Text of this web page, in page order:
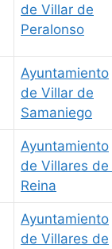
de Villar de
Peralonso
Ayuntamiento
de Villar de
Samaniego
Ayuntamiento
de Villares de
Reina
Ayuntamiento
de Villares de